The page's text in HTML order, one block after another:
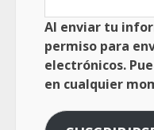
Al enviar tu
permiso para
electrónicos.
en cualquier